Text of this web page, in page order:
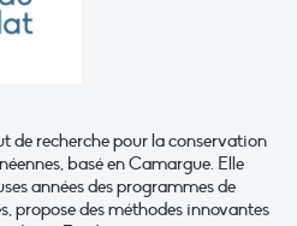
de recherche pour la conservation
basé en Camargue. Elle
années des programmes de
propose des méthodes innovantes